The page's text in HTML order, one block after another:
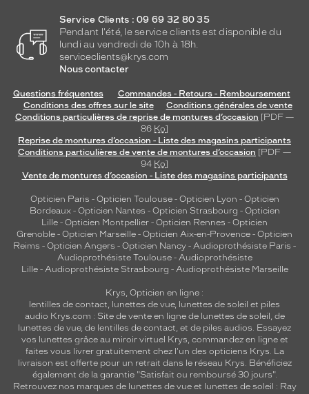
Service Clients : 09 69 32 80 35
Pendant l'été, le service clients est disponible du
lundi au vendredi de 10h à 18h.
serviceclients@krys.com
Nous contacter
Questions fréquentes
Commandes - Retours - Remboursement
Conditions des offres sur le site
Conditions générales de vente
Conditions particulières de reprise de montures d’occasion [PDF —
86 Ko]
Reprise de montures d’occasion - Liste des magasins participants
Conditions particulières de vente de montures d’occasion [PDF —
94 Ko]
Vente de montures d’occasion - Liste des magasins participants
Opticien Paris - Opticien Toulouse- Opticien Lyon - Opticien
Bordeaux- Opticien Nantes - Opticien Strasbourg - Opticien
Lille - Opticien Montpellier - Opticien Rennes - Opticien
Grenoble - Opticien Marseille - Opticien Aix-en-Provence - Opticien
Reims - Opticien Angers - Opticien Nancy - Audioprothésiste Paris -
Audioprothésiste Toulouse- Audioprothésiste
Lille- Audioprothésiste Strasbourg - Audioprothésiste Marseille
Krys, Opticien en ligne :
lentilles de contact, lunettes de vue, lunettes de soleil et piles
audio Krys.com : Site de vente en ligne de lunettes de soleil, de
lunettes de vue, de lentilles de contact, et de piles audios. Essayez
vos lunettes grâce au miroir virtuel Krys, commandez en ligne et
faites vous livrer gratuitement chez l'un des opticiens Krys. La
livraison est offerte pour un retrait dans le réseau Krys. Bénéficiez
également de la garantie "Satisfait ou remboursé 30 jours".
Retrouvez nos marques de lunettes de vue et lunettes de soleil : Ray